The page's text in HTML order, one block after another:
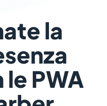
la
PWA